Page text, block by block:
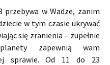
przebywa w Wadze, zanim
w tym czasie ukrywać
się zranienia – zupełnie
zapewnią wam
sprawie. Od 11 do 23